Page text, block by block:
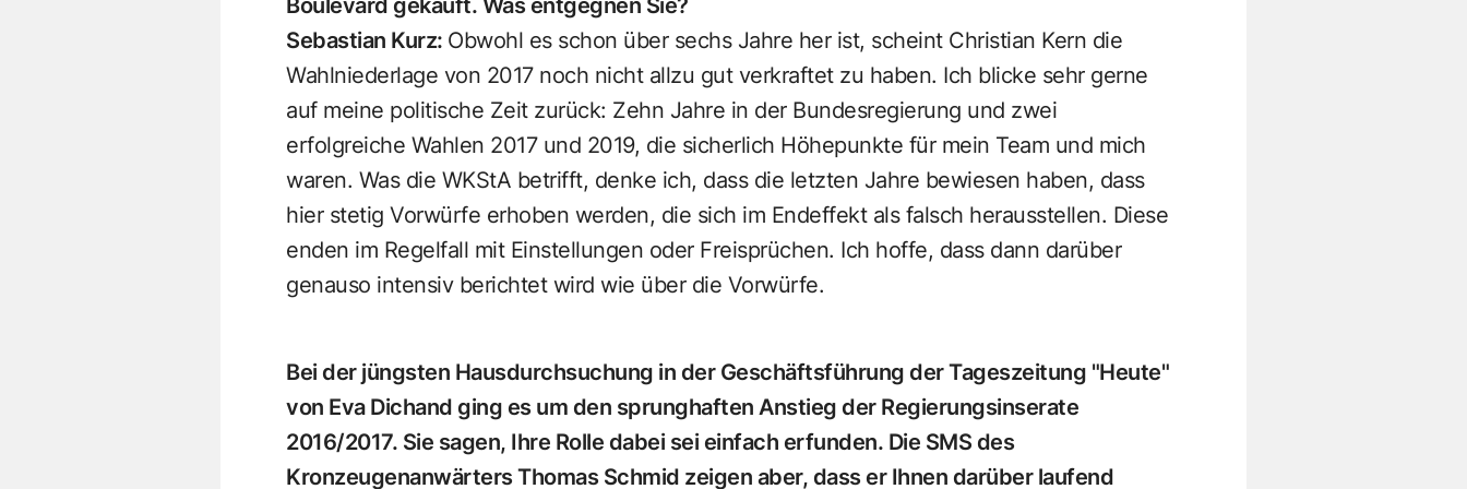
Boulevard gekauft. Was entgegnen Sie?
Sebastian Kurz: Obwohl es schon über sechs Jahre her ist, scheint Christian Kern die
Wahlniederlage von 2017 noch nicht allzu gut verkraftet zu haben. Ich blicke sehr gerne
auf meine politische Zeit zurück: Zehn Jahre in der Bundesregierung und zwei
erfolgreiche Wahlen 2017 und 2019, die sicherlich Höhepunkte für mein Team und mich
waren. Was die WKStA betrifft, denke ich, dass die letzten Jahre bewiesen haben, dass
hier stetig Vorwürfe erhoben werden, die sich im Endeffekt als falsch herausstellen. Diese
enden im Regelfall mit Einstellungen oder Freisprüchen. Ich hoffe, dass dann darüber
genauso intensiv berichtet wird wie über die Vorwürfe.
Bei der jüngsten Hausdurchsuchung in der Geschäftsführung der Tageszeitung "Heute"
von Eva Dichand ging es um den sprunghaften Anstieg der Regierungsinserate
2016/2017. Sie sagen, Ihre Rolle dabei sei einfach erfunden. Die SMS des
Kronzeugenanwärters Thomas Schmid zeigen aber, dass er Ihnen darüber laufend